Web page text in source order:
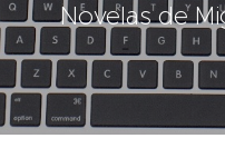
Novelas de